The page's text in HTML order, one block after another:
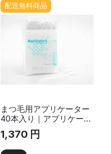
配送無料商品
まつ毛用アプリケーター
40本入り｜アプリケータ
1,370 円